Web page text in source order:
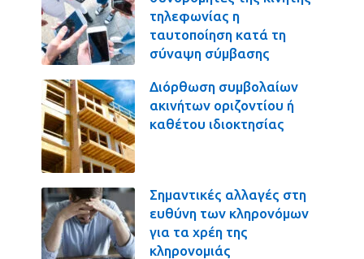
τηλεφωνίας η
ταυτοποίηση κατά τη
σύναψη σύμβασης
Διόρθωση συμβολαίων
ακινήτων οριζοντίου ή
καθέτου ιδιοκτησίας
Σημαντικές αλλαγές στη
ευθύνη των κληρονόμων
για τα χρέη της
κληρονομιάς